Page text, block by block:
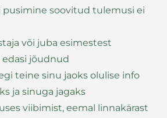
pusimine soovitud tulemusi ei
või juba esimestest
jõudnud
teine sinu jaoks olulise info
ja sinuga jagaks
viibimist, eemal linnakärast